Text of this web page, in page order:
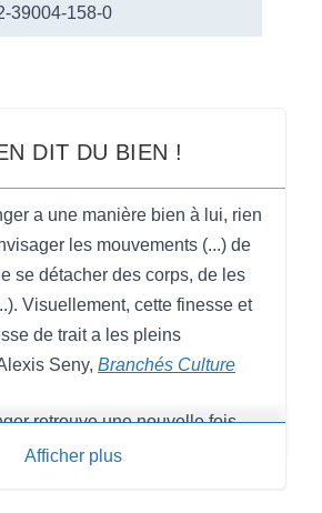
39004-158-0
DIT DU BIEN !
a une manière bien à lui, rien
les mouvements (...) de
se détacher des corps, de les
Visuellement, cette finesse et
de trait a les pleins
Seny, Branchés Culture
retrouve une nouvelle fois
de brasseur de la banalité et la
Afficher plus